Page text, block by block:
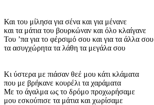
Και του μίλησα για σένα και για μένανε
και τα μάτια του βουρκώναν και όλο κλαίγανε
Του ’πα για το φέρσιμό σου και για τα άλλα σου
τα ασυγχώρητα τα λάθη τα μεγάλα σου
Κι ύστερα με πιάσαν θεέ μου κάτι κλάματα
που με βρήκανε κουρέλι τα χαράματα
Με το άγαλμα ως το δρόμο προχωρήσαμε
μου εσκούπισε τα μάτια και χωρίσαμε